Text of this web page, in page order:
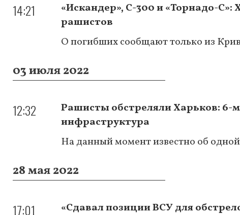
14:21
«Искандер», С-300 и «Торнадо-
рашистов
О погибших сообщают только из
03 июля 2022
12:32
Рашисты обстреляли Харьков: 6-
инфраструктура
На данный момент известно об
28 мая 2022
17:01
«Сдавал позиции ВСУ для